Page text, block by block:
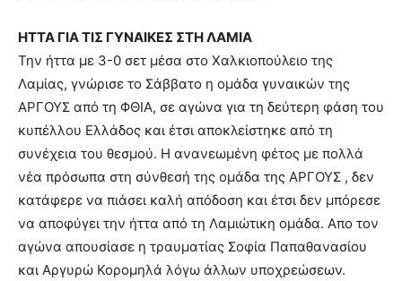
ΗΤΤΑ ΓΙΑ ΤΙΣ ΓΥΝΑΙΚΕΣ ΣΤΗ ΛΑΜΙΑ
Την ήττα με 3-0 σετ μέσα στο Χαλκιοπούλειο της
Λαμίας, γνώρισε το Σάββατο η ομάδα γυναικών της
ΑΡΓΟΥΣ από τη ΦΘΙΑ, σε αγώνα για τη δεύτερη φάση του
κυπέλλου Ελλάδος και έτσι αποκλείστηκε από τη
συνέχεια του θεσμού. Η ανανεωμένη φέτος με πολλά
νέα πρόσωπα στη σύνθεσή της ομάδα της ΑΡΓΟΥΣ , δεν
κατάφερε να πιάσει καλή απόδοση και έτσι δεν μπόρεσε
να αποφύγει την ήττα από τη Λαμιώτικη ομάδα. Απο τον
αγώνα απουσίασε η τραυματίας Σοφία Παπαθανασίου
και Αργυρώ Κορομηλά λόγω άλλων υποχρεώσεων.